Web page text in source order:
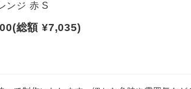
ンジ 赤 S
総額 ¥7,035)